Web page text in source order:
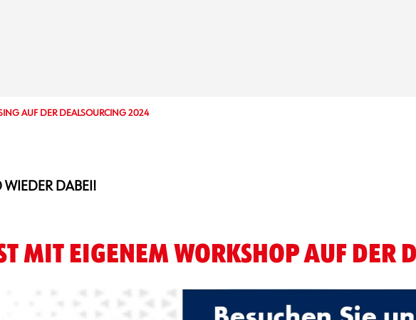
AUF DER DEALSOURCING 2024
WIEDER DABEI!
MIT EIGENEM WORKSHOP AUF DER